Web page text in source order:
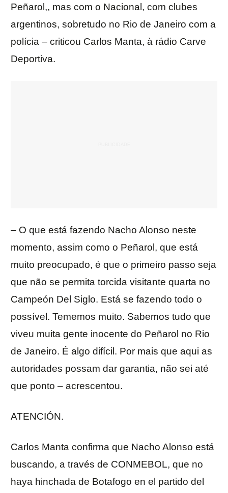
Peñarol,, mas com o Nacional, com clubes
argentinos, sobretudo no Rio de Janeiro com a
polícia – criticou Carlos Manta, à rádio Carve
Deportiva.
– O que está fazendo Nacho Alonso neste
momento, assim como o Peñarol, que está
muito preocupado, é que o primeiro passo seja
que não se permita torcida visitante quarta no
Campeón Del Siglo. Está se fazendo todo o
possível. Tememos muito. Sabemos tudo que
viveu muita gente inocente do Peñarol no Rio
de Janeiro. É algo difícil. Por mais que aqui as
autoridades possam dar garantia, não sei até
que ponto – acrescentou.
ATENCIÓN.
Carlos Manta confirma que Nacho Alonso está
buscando, a través de CONMEBOL, que no
haya hinchada de Botafogo en el partido del